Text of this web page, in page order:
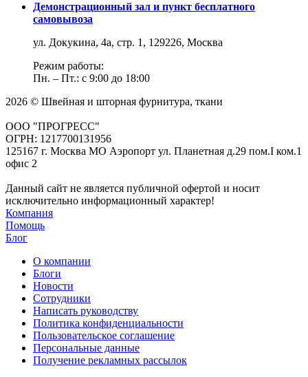
Демонстрационный зал и пункт бесплатного
самовывоза
ул. Докукина, 4а, стр. 1, 129226, Москва
Режим работы:
Пн. – Пт.: с 9:00 до 18:00
2026 © Швейная и шторная фурнитура, ткани
ООО "ПРОГРЕСС"
ОГРН: 1217700131956
125167 г. Москва МО Аэропорт ул. Планетная д.29 пом.I ком.1
офис 2
Данный сайт не является публичной офертой и носит
исключительно информационный характер!
Компания
Помощь
Блог
О компании
Блоги
Новости
Сотрудники
Написать руководству
Политика конфиденциальности
Пользовательское соглашение
Персональные данные
Получение рекламных рассылок